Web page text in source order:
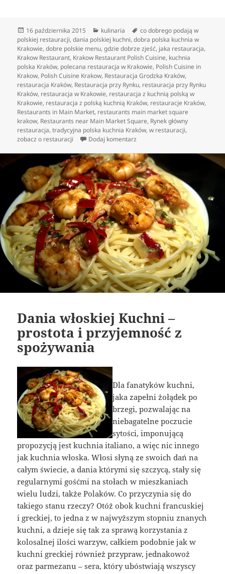
Data
publikacji
16 października 2015 Kategorie
kulinaria Tagi
co dobrego podają w
polskiej restauracji,dania polskiej kuchni,dobra polska kuchnia w
Krakowie,dobre polskie menu,gdzie dobrze zjeść, jaka restauracja,
Krakow Restaurant, Krakow Restaurant Polish Cuisine, kuchnia
polska Kraków, polecana restauracja w Krakowie, Polish Cuisine in
Krakow, Polish Cuisine Krakow, Restauracja Grodzka Kraków,
restauracja Kraków, Restauracja przy Rynku, restauracja przy Rynku
Kraków, restauracja w Krakowie, restauracja z kuchnią polską w
Krakowie, restauracja z polską kuchnią Kraków, restauracje Kraków,
Restaurants in Main Market, restaurants main market square
krakow, Restaurants near Main Market Square, Rynek główny
restauracja,tradycyjna polska kuchnia Kraków,w restauracji,
zobacz o restauracji
Dodaj komentarz
Dania włoskiej Kuchni –
prostota i przyjemność z
spożywania
Dla fanatyków kuchni,
jaka zapełni żołądek po
brzegi, pozwalając na
niebagatelne poczucie
sytości, imponującą
propozycją jest kuchnia italiano, a więc nic innego
jak kuchnia włoska. Włosi słyną ze swoich dań na
całym świecie, a dania którymi się szczycą, stały się
regularnymi gośćmi na stołach w mieszkaniach
wielu ludzi, także Polaków. Co przyczynia się do
takiego stanu rzeczy? Otóż obok kuchni francuskiej
i greckiej, to jedna z w najwyższym stopniu znanych
kuchni, a dzieje się tak za sprawą korzystania z
kolosalnej ilości warzyw, całkiem podobnie jak w
kuchni greckiej również przypraw, jednakowoż
oraz parmezanu – sera, który ubóstwiają wszyscy